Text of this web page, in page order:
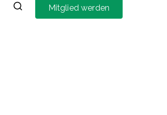
Mitglied werden